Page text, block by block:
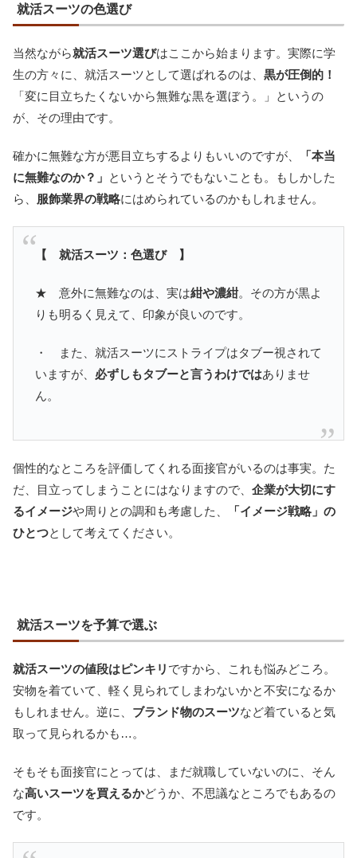
就活スーツの色選び
当然ながら就活スーツ選びはここから始まります。実際に学
生の方々に、就活スーツとして選ばれるのは、 黒が圧倒的！
「変に目立ちたくないから無難な黒を選ぼう。」というの
が、その理由です。
確かに無難な方が悪目立ちするよりもいいのですが、
「本当
に無難なのか？」 というとそうでもないことも。もしかした
ら、 服飾業界の戦略にはめられているのかもしれません。
【 就活スーツ：色選び 】
★ 意外に無難なのは、実は紺や濃紺。その方が黒よ
りも明るく見えて、印象が良いのです。
・ また、就活スーツにストライプはタブー視されて
いますが、 必ずしもタブーと言うわけではありませ
ん。
個性的なところを評価してくれる面接官がいるのは事実。た
だ、目立ってしまうことにはなりますので、 企業が大切にす
るイメージや周りとの調和も考慮した、
「イメージ戦略」の
ひとつとして考えてください。
就活スーツを予算で選ぶ
就活スーツの値段はピンキリ ですから、これも悩みどころ。
安物を着ていて、軽く見られてしまわないかと不安になるか
もしれません。逆に、 ブランド物のスーツなど着ていると気
取って見られるかも…。
そもそも面接官にとっては、まだ就職していないのに、そん
な高いスーツを買えるかどうか、不思議なところでもあるの
です。